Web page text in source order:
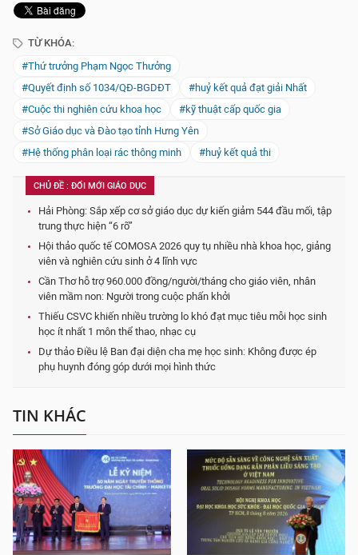
TỪ KHÓA:
#Thứ trưởng Phạm Ngọc Thưởng
#Quyết định số 1034/QĐ-BGDĐT
#huỷ kết quả đạt giải Nhất
#Cuộc thi nghiên cứu khoa học
#kỹ thuật cấp quốc gia
#Sở Giáo dục và Đào tạo tỉnh Hưng Yên
#Hệ thống phân loại rác thông minh
#huỷ kết quả thi
CHỦ ĐỀ : ĐỔI MỚI GIÁO DỤC
Hải Phòng: Sắp xếp cơ sở giáo dục dự kiến giảm 544 đầu mối, tập
trung thực hiện “6 rõ”
Hội thảo quốc tế COMOSA 2026 quy tụ nhiều nhà khoa học, giảng
viên và nghiên cứu sinh ở 4 lĩnh vực
Cần Thơ hỗ trợ 960.000 đồng/người/tháng cho giáo viên, nhân
viên mầm non: Người trong cuộc phấn khởi
Thiếu CSVC khiến nhiều trường lo khó đạt mục tiêu mỗi học sinh
học ít nhất 1 môn thể thao, nhạc cụ
Dự thảo Điều lệ Ban đại diện cha mẹ học sinh: Không được ép
phụ huynh đóng góp dưới mọi hình thức
TIN KHÁC